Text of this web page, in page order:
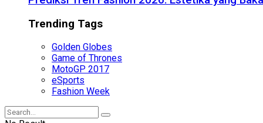
Trending Tags
Golden Globes
Game of Thrones
MotoGP 2017
eSports
Fashion Week